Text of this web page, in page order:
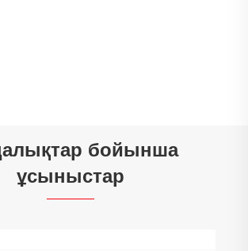
бойынша
ұсыныстар